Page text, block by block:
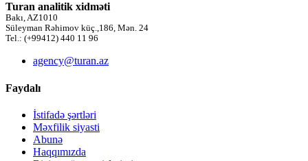
Turan analitik xidməti
Bakı, AZ1010
Süleyman Rəhimov küç.,186, Mən. 24
Tel.: (+99412) 440 11 96
agency@turan.az
Faydalı
İstifadə şərtləri
Məxfilik siyasti
Abunə
Haqqımızda